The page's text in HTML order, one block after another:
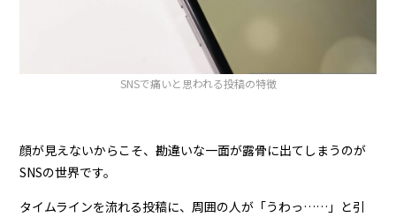
SNSで痛いと思われる投稿の特徴
顔が見えないからこそ、勘違いな一面が露骨に出てしまうのが
SNSの世界です。
タイムラインを流れる投稿に、周囲の人が「うわっ……」と引